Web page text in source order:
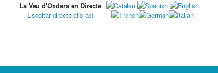
La Veu d'Ondara en Directe
Escoltar directe clic ací